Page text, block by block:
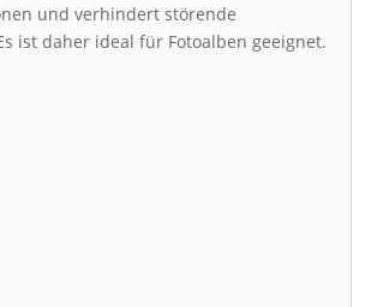
und verhindert störende
ist daher ideal für Fotoalben geeignet.